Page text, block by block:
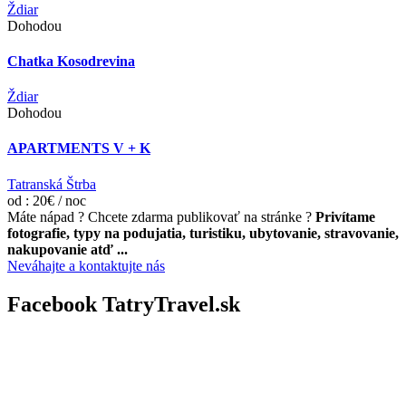
Ždiar
Dohodou
Chatka Kosodrevina
Ždiar
Dohodou
APARTMENTS V + K
Tatranská Štrba
od : 20€ / noc
Máte nápad ? Chcete zdarma publikovať na stránke ? Privítame
fotografie, typy na podujatia, turistiku, ubytovanie, stravovanie,
nakupovanie atď ...
Neváhajte a kontaktujte nás
Facebook TatryTravel.sk